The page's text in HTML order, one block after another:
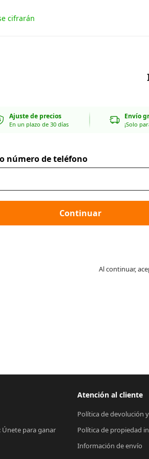
cifrarán
Ajuste de precios
En un plazo de 30 días
Envío
¡Solo
número de teléfono
Continuar
Al continuar,
Únete para ganar
Atención al cliente
Política de devolución
Política de propiedad
Información de envío